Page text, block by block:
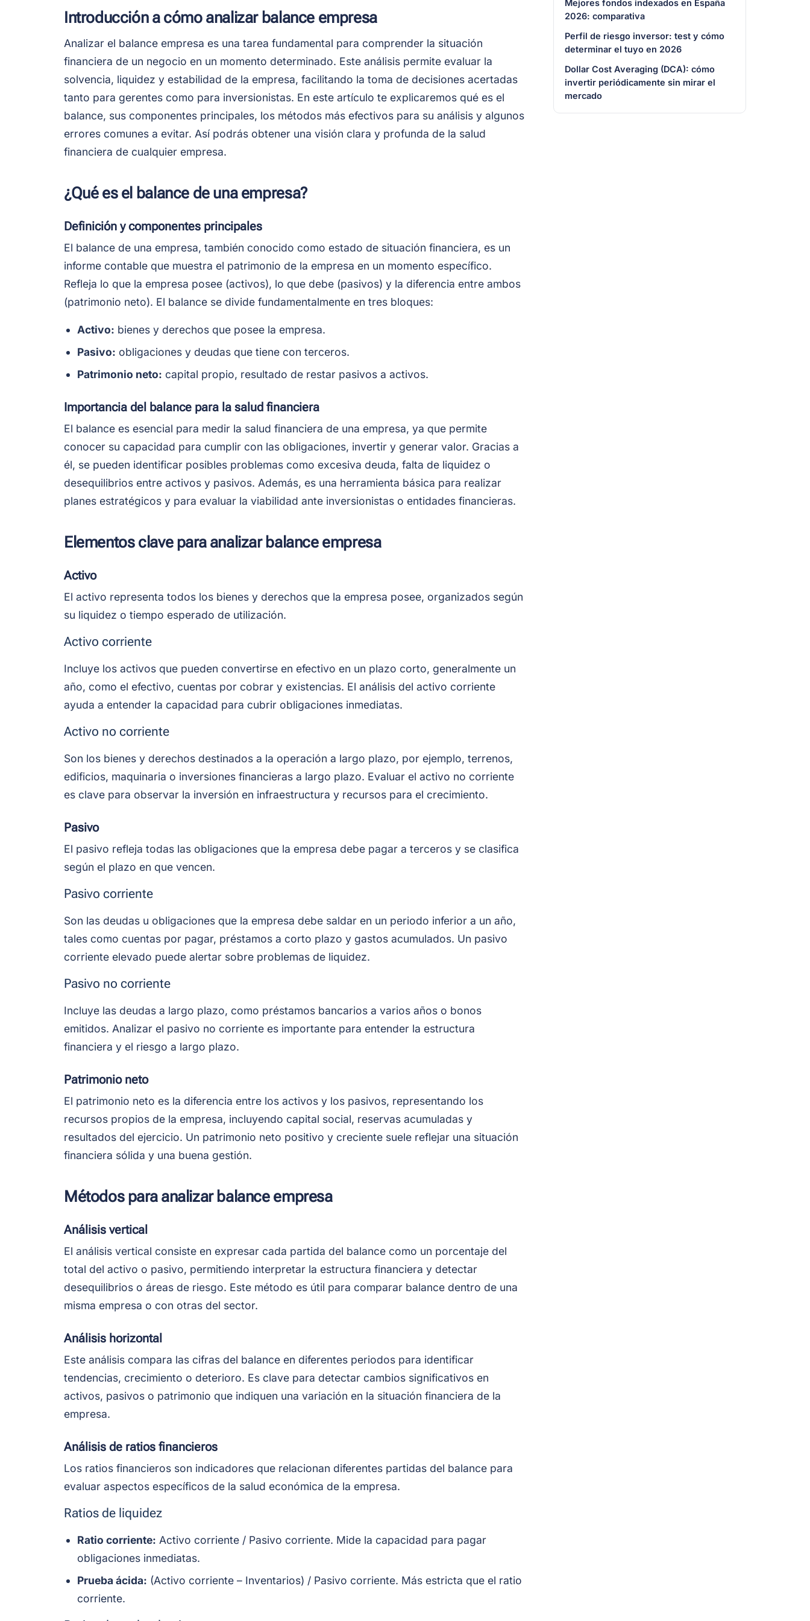
Introducción a cómo analizar balance empresa
Analizar el balance empresa es una tarea fundamental para comprender la situación
financiera de un negocio en un momento determinado. Este análisis permite evaluar la
solvencia, liquidez y estabilidad de la empresa, facilitando la toma de decisiones acertadas
tanto para gerentes como para inversionistas. En este artículo te explicaremos qué es el
balance, sus componentes principales, los métodos más efectivos para su análisis y algunos
errores comunes a evitar. Así podrás obtener una visión clara y profunda de la salud
financiera de cualquier empresa.
¿Qué es el balance de una empresa?
Definición y componentes principales
El balance de una empresa, también conocido como estado de situación financiera, es un
informe contable que muestra el patrimonio de la empresa en un momento específico.
Refleja lo que la empresa posee (activos), lo que debe (pasivos) y la diferencia entre ambos
(patrimonio neto). El balance se divide fundamentalmente en tres bloques:
Activo: bienes y derechos que posee la empresa.
Pasivo: obligaciones y deudas que tiene con terceros.
Patrimonio neto: capital propio, resultado de restar pasivos a activos.
Importancia del balance para la salud financiera
El balance es esencial para medir la salud financiera de una empresa, ya que permite
conocer su capacidad para cumplir con las obligaciones, invertir y generar valor. Gracias a
él, se pueden identificar posibles problemas como excesiva deuda, falta de liquidez o
desequilibrios entre activos y pasivos. Además, es una herramienta básica para realizar
planes estratégicos y para evaluar la viabilidad ante inversionistas o entidades financieras.
Elementos clave para analizar balance empresa
Activo
El activo representa todos los bienes y derechos que la empresa posee, organizados según
su liquidez o tiempo esperado de utilización.
Activo corriente
Incluye los activos que pueden convertirse en efectivo en un plazo corto, generalmente un
año, como el efectivo, cuentas por cobrar y existencias. El análisis del activo corriente
ayuda a entender la capacidad para cubrir obligaciones inmediatas.
Activo no corriente
Son los bienes y derechos destinados a la operación a largo plazo, por ejemplo, terrenos,
edificios, maquinaria o inversiones financieras a largo plazo. Evaluar el activo no corriente
es clave para observar la inversión en infraestructura y recursos para el crecimiento.
Pasivo
El pasivo refleja todas las obligaciones que la empresa debe pagar a terceros y se clasifica
según el plazo en que vencen.
Pasivo corriente
Son las deudas u obligaciones que la empresa debe saldar en un periodo inferior a un año,
tales como cuentas por pagar, préstamos a corto plazo y gastos acumulados. Un pasivo
corriente elevado puede alertar sobre problemas de liquidez.
Pasivo no corriente
Incluye las deudas a largo plazo, como préstamos bancarios a varios años o bonos
emitidos. Analizar el pasivo no corriente es importante para entender la estructura
financiera y el riesgo a largo plazo.
Patrimonio neto
El patrimonio neto es la diferencia entre los activos y los pasivos, representando los
recursos propios de la empresa, incluyendo capital social, reservas acumuladas y
resultados del ejercicio. Un patrimonio neto positivo y creciente suele reflejar una situación
financiera sólida y una buena gestión.
Métodos para analizar balance empresa
Análisis vertical
El análisis vertical consiste en expresar cada partida del balance como un porcentaje del
total del activo o pasivo, permitiendo interpretar la estructura financiera y detectar
desequilibrios o áreas de riesgo. Este método es útil para comparar balance dentro de una
misma empresa o con otras del sector.
Análisis horizontal
Este análisis compara las cifras del balance en diferentes periodos para identificar
tendencias, crecimiento o deterioro. Es clave para detectar cambios significativos en
activos, pasivos o patrimonio que indiquen una variación en la situación financiera de la
empresa.
Análisis de ratios financieros
Los ratios financieros son indicadores que relacionan diferentes partidas del balance para
evaluar aspectos específicos de la salud económica de la empresa.
Ratios de liquidez
Ratio corriente: Activo corriente / Pasivo corriente. Mide la capacidad para pagar
obligaciones inmediatas.
Prueba ácida: (Activo corriente – Inventarios) / Pasivo corriente. Más estricta que el ratio
corriente.
Mejores fondos indexados en España
2026: comparativa
Perfil de riesgo inversor: test y cómo
determinar el tuyo en 2026
Dollar Cost Averaging (DCA): cómo
invertir periódicamente sin mirar el
mercado